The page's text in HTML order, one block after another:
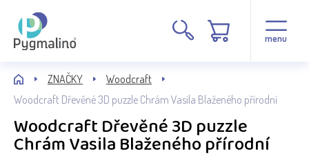
menu
ZNAČKY
Woodcraft
Woodcraft Dřevěné 3D puzzle Chrám Vasila Blaženého přírodní
Woodcraft Dřevěné 3D puzzle
Chrám Vasila Blaženého přírodní